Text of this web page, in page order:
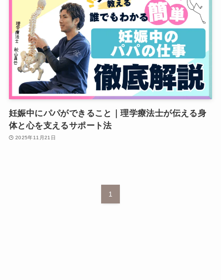
妊娠中にパパができること｜理学療法士が伝える身
体と心を支えるサポート法
2025年11月21日
1